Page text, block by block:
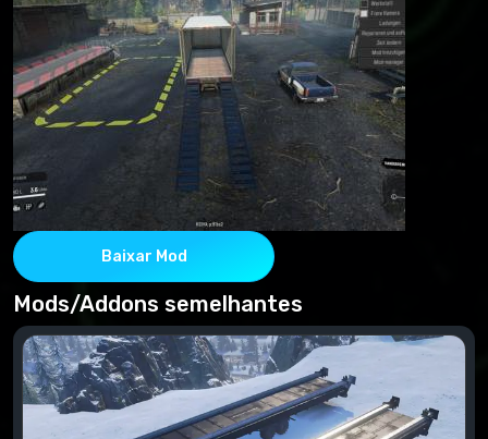
Baixar Mod
Mods/Addons semelhantes